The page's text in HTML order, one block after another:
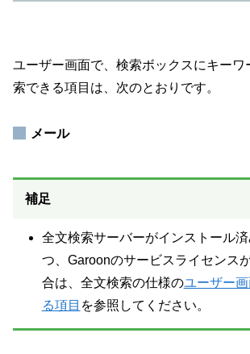
ユーザー画面で、検索ボックスにキーワ
索できる項目は、次のとおりです。
メール
補足
全文検索サーバーがインストール
つ、Garoonのサービスライセンス
合は、全文検索の仕様のユーザー
る項目 を参照してください。